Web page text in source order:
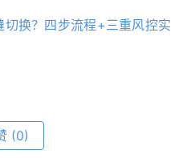
换？四步流程+三重风控实
(0)